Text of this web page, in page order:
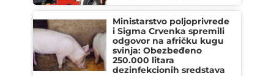
Ministarstvo poljoprivrede
i Sigma Crvenka spremili
odgovor na afričku kugu
svinja: Obezbeđeno
250.000 litara
dezinfekcionih sredstava